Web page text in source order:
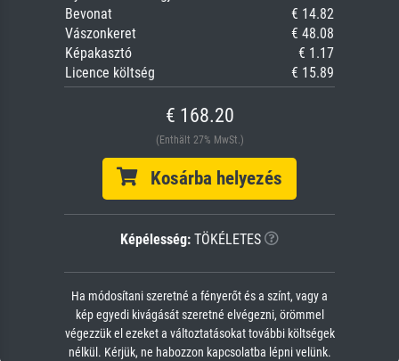
Bevonat
€ 14.82
Vászonkeret
€ 48.08
Képakasztó
€ 1.17
Licence költség
€ 15.89
€ 168.20
(Enthält 27% MwSt.)
Kosárba helyezés
Képélesség: TÖKÉLETES
Ha módosítani szeretné a fényerőt és a színt, vagy a
kép egyedi kivágását szeretné elvégezni, örömmel
végezzük el ezeket a változtatásokat további költségek
nélkül. Kérjük, ne habozzon kapcsolatba lépni velünk.